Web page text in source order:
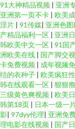
91大神精品视频 | 亚洲
亚洲第一页不卡 | 欧美
淫片 | 91传媒| 亚洲色
产精品福利一区 | 亚洲
韩欧美中文一区 | 91国
洲欧美在线 | 国产脚交
卡免费视频 | 成年视频
结的衣种子 | 欧美疯狂
韩在线观看一区 | 狠狠
三级黄色爽视频 | 欧美
韩第18页 | 日本一级一
影| 97dyy伦理| 亚洲免
理电影在线视频 | 国产